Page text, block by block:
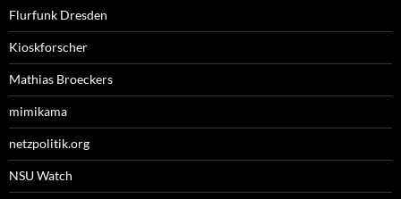
Flurfunk Dresden
Kioskforscher
Mathias Broeckers
mimikama
netzpolitik.org
NSU Watch